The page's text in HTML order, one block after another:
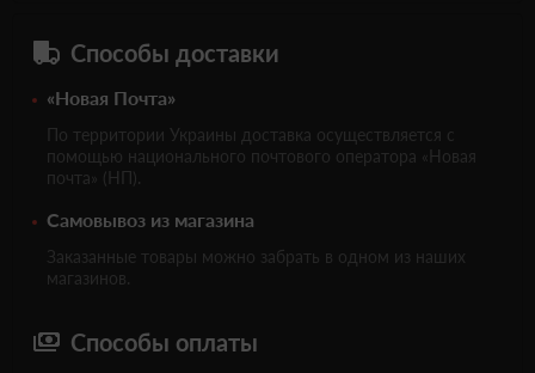
Способы доставки
«Новая Почта»
По территории Украины доставка осуществляется с
помощью национального почтового оператора «Новая
почта» (НП).
Самовывоз из магазина
Заказанные товары можно забрать в одном из наших
магазинов.
Способы оплаты